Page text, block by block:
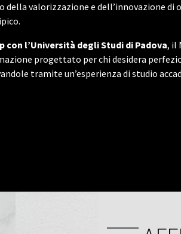
della valorizzazione e dell’innovazione di
con l’Università degli Studi di Padova, il
progettato per chi desidera
tramite un’esperienza di studio